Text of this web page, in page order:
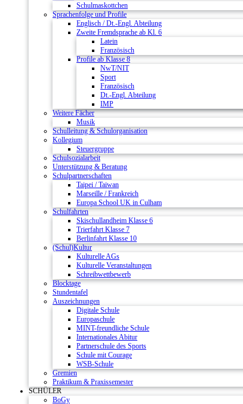
Schulmaskottchen
Sprachenfolge und Profile
Englisch / Dt.-Engl. Abteilung
Zweite Fremdsprache ab Kl. 6
Latein
Französisch
Profile ab Klasse 8
NwT/NIT
Sport
Französisch
Dt.-Engl. Abteilung
IMP
Weitere Fächer
Musik
Schulleitung & Schulorganisation
Kollegium
Steuergruppe
Schulsozialarbeit
Unterstützung & Beratung
Schulpartnerschaften
Taipei / Taiwan
Marseille / Frankreich
Europa School UK in Culham
Schulfahrten
Skischullandheim Klasse 6
Trierfahrt Klasse 7
Berlinfahrt Klasse 10
(Schul)Kultur
Kulturelle AGs
Kulturelle Veranstaltungen
Schreibwettbewerb
Blocktage
Stundentafel
Auszeichnungen
Digitale Schule
Europaschule
MINT-freundliche Schule
Internationales Abitur
Partnerschule des Sports
Schule mit Courage
WSB-Schule
Gremien
Praktikum & Praxissemester
SCHÜLER
BoGy